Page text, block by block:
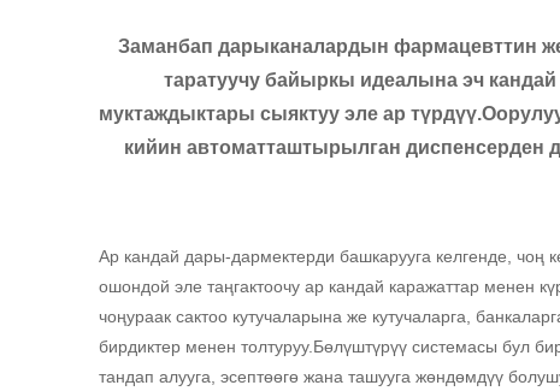
Заманбап дарыканалардын фармацевттин
таратуучу байыркы идеалына эч
муктаждыктары сыяктуу эле ар
кийин автоматташтырылган диспенсерден
Ар кандай дары-дармектерди башкарууга келгенде, чоң
ошондой эле таңгактоочу ар кандай каражаттар менен
чоңураак сактоо кутучаларына же кутучаларга,
бирдиктер менен толтуруу.Бөлүштүрүү системасы бул
тандап алууга, эсептөөгө жана ташууга жөндөмдүү